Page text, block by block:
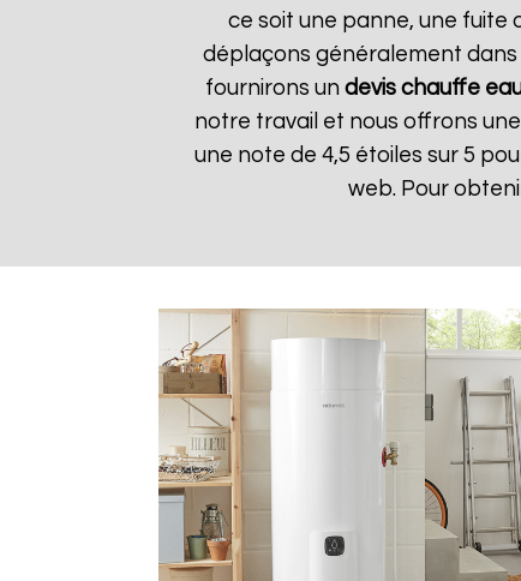
ce soit une panne, une fuite
déplaçons généralement
fournirons un devis chauffe
notre travail et nous offrons
une note de 4,5 étoiles sur 5
web. Pour